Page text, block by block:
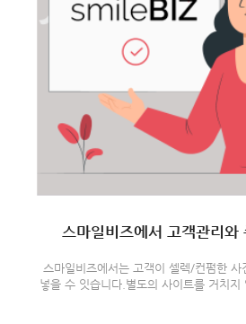
스마일비즈에서 고객관리와
스마일비즈에서는 고객이 셀렉/컨펌한 사
넣을 수 잇습니다.별도의 사이트를 거치지